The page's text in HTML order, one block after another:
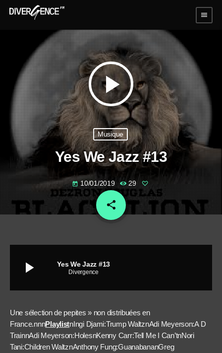
menu
play_arrow
Musique
Yes We Jazz #13
today 10/01/2019 29
share
email
play_arrow Yes We Jazz #13
Divergence
Une sélection de pepites » non distribuées en
France.nnnPlaylistnIngi Djami:Trump WaltznAdi Meyerson:A D
TrainnAdi Meyerson:HolesnKenny Carr:Tell Me I Can’tnNori
Tani:Children WaltznAnthony Fung:GuanabananGreg